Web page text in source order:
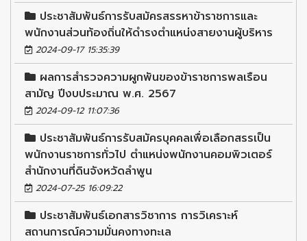
ประชาสัมพันธ์การรับสมัครสรรหาข้าราชการและ
พนักงานส่วนท้องถิ่นให้ดำรงตำแหน่งสายงานผู้บริหาร
2024-09-17 15:35:39
ผลการสำรวจความผูกพันของข้าราชการพลเรือน
สามัญ ปีงบประมาณ พ.ศ. 2567
2024-09-12 11:07:36
ประชาสัมพันธ์การรับสมัครบุคคลเพื่อเลือกสรรเป็น
พนักงานราชการทั่วไป ตำแหน่งพนักงานคอมพิวเตอร์
สำนักงานที่ดินจังหวัดลำพูน
2024-07-25 16:09:22
ประชาสัมพันธ์เอกสารวิชาการ การวิเคราะห์
สถานการณ์ความมั่นคงทางทะเล